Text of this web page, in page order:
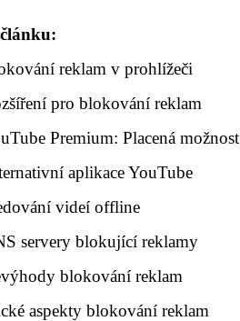
reklam v prohlížeči
pro blokování reklam
Premium: Placená možnost
aplikace YouTube
videí offline
servery blokující reklamy
blokování reklam
aspekty blokování reklam